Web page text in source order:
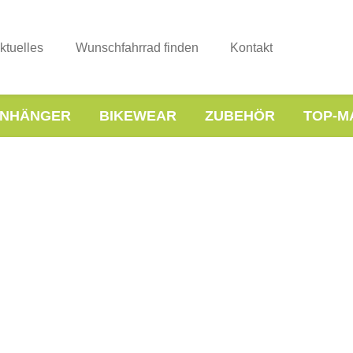
Wunschfahrrad finden Kontakt
BIKEWEAR ZUBEHÖR TOP-